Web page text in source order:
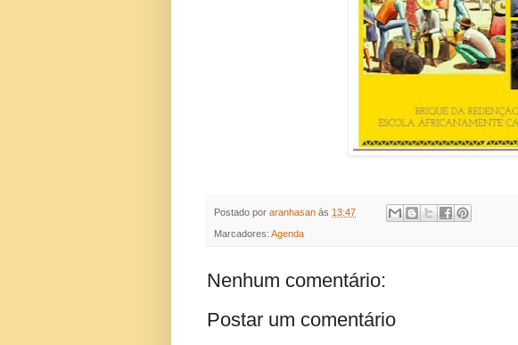
Postado por aranhasan às 13:47
Marcadores: Agenda
Nenhum comentário:
Postar um comentário